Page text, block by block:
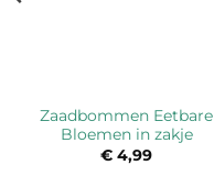
Zaadbommen Eetbare
Bloemen in zakje
€ 4,99